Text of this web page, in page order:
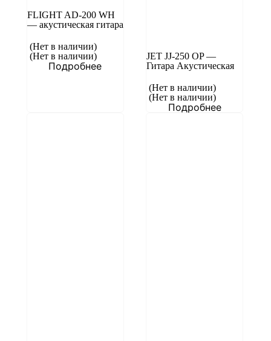
FLIGHT AD-200 WH
— акустическая гитара
(Нет в наличии)
(Нет в наличии)
Подробнее
JET JJ-250 OP —
Гитара Акустическая
(Нет в наличии)
(Нет в наличии)
Подробнее